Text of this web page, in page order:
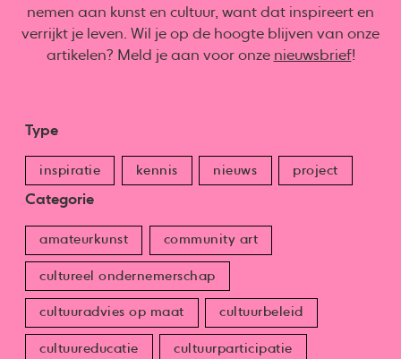
nemen aan kunst en cultuur, want dat inspireert en
verrijkt je leven. Wil je op de hoogte blijven van onze
artikelen? Meld je aan voor onze nieuwsbrief!
Type
inspiratie kennis nieuws project
Categorie
amateurkunst community art
cultureel ondernemerschap
cultuuradvies op maat cultuurbeleid
cultuureducatie cultuurparticipatie